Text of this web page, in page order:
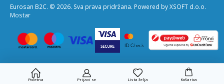
Početna Prijavi se Lista želja Košarica
Eurosan B2C. © 2026. Sva prava pridržana. Powered by XSOFT d.o.o.
Mostar